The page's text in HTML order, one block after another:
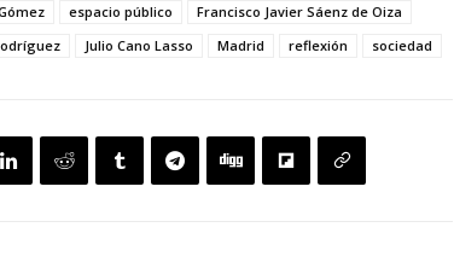
espacio público
Francisco Javier Sáenz de Oiza
Julio Cano Lasso Madrid reflexión sociedad